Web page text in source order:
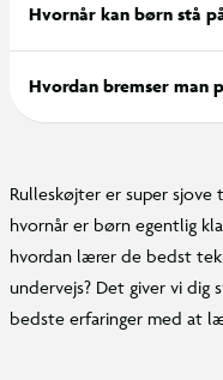
Hvornår kan børn stå
Hvordan bremser man
Rulleskøjter er super
hvornår er børn egentlig
hvordan lærer de bedst
undervejs? Det giver vi dig
bedste erfaringer med at